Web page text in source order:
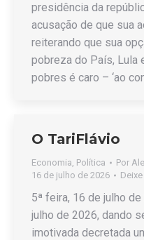
presidência da
acusação de que sua
reiterando que sua
pobreza do País, Lula
pobres é caro – ‘ao
O TariFlávio
Economia, Política Por
16 de julho de 2026
5ª feira, 16 de julho
julho de 2026, dando
imotivada decretada